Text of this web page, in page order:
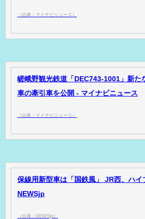
（出典：マイナビニュース）
嵯峨野観光鉄道「DEC743-1001」新た
車の牽引車を公開 - マイナビニュース
（出典：マイナビニュース）
保線用新型車は「国鉄風」 JR西、ハイ
NEWSjp
（出典：NEWSjp）